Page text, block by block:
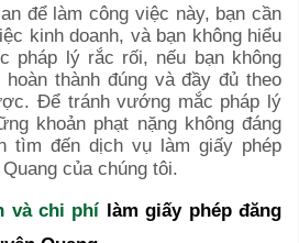
để làm công việc này, bạn cần
kinh doanh, và bạn không hiểu
pháp lý rắc rối, nếu bạn không
thành đúng và đầy đủ theo
Để tránh vướng mắc pháp lý
khoản phạt nặng không đáng
tìm đến dịch vụ làm giấy phép
của chúng tôi.
và chi phí làm giấy phép đăng